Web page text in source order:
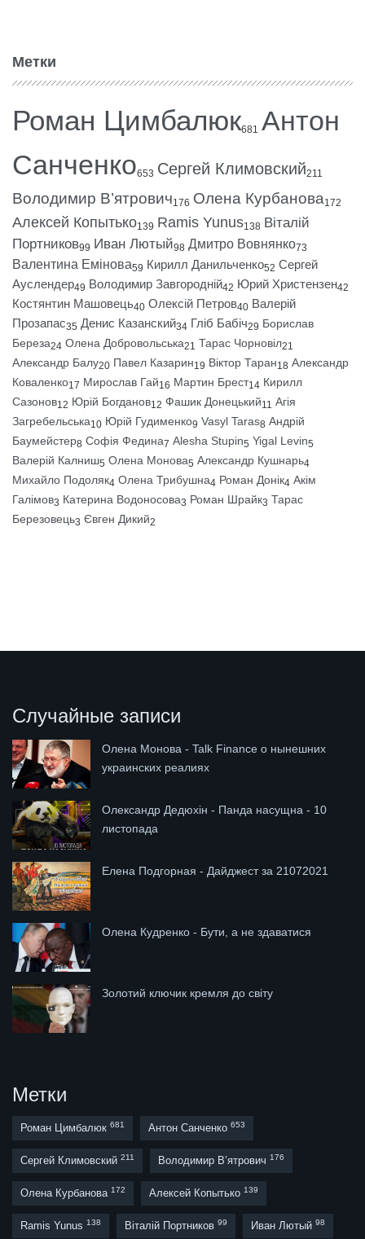
Метки
Роман Цимбалюк681 Антон
Санченко653 Сергей Климовский211
Володимир В’ятрович176 Олена Курбанова172
Алексей Копытько139 Ramis Yunus138 Віталій
Портников99 Иван Лютый98 Дмитро Вовнянко73
Валентина Емінова59 Кирилл Данильченко52 Сергей
Ауслендер49 Володимир Завгородній42 Юрий Христензен42
Костянтин Машовець40 Олексій Петров40 Валерій
Прозапас35 Денис Казанский34 Гліб Бабіч29 Борислав
Береза24 Олена Добровольська21 Тарас Чорновіл21
Александр Балу20 Павел Казарин19 Віктор Таран18 Александр
Коваленко17 Мирослав Гай16 Мартин Брест14 Кирилл
Сазонов12 Юрій Богданов12 Фашик Донецький11 Агія
Загребельська10 Юрій Гудименко9 Vasyl Taras8 Андрій
Баумейстер8 Софія Федина7 Alesha Stupin5 Yigal Levin5
Валерій Калниш5 Олена Монова5 Александр Кушнарь4
Михайло Подоляк4 Олена Трибушна4 Роман Донік4 Акім
Галімов3 Катерина Водоносова3 Роман Шрайк3 Тарас
Березовець3 Євген Дикий2
Случайные записи
Олена Монова - Talk Finance о нынешних
украинских реалиях
Олександр Дедюхін - Панда насущна - 10
листопада
Елена Подгорная - Дайджест за 21072021
Олена Кудренко - Бути, а не здаватися
Золотий ключик кремля до світу
Метки
Роман Цимбалюк 681 Антон Санченко 653
Сергей Климовский 211 Володимир В’ятрович 176
Олена Курбанова 172 Алексей Копытько 139
Ramis Yunus 138 Віталій Портников 99 Иван Лютый 98